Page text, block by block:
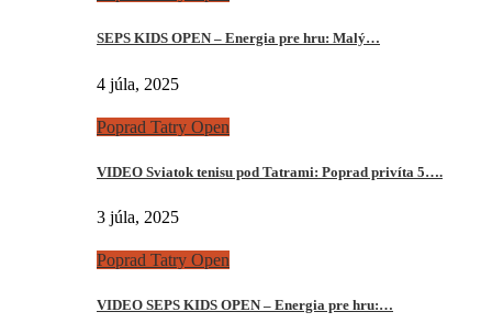
SEPS KIDS OPEN – Energia pre hru: Malý…
4 júla, 2025
Poprad Tatry Open
VIDEO Sviatok tenisu pod Tatrami: Poprad privíta 5….
3 júla, 2025
Poprad Tatry Open
VIDEO SEPS KIDS OPEN – Energia pre hru:…